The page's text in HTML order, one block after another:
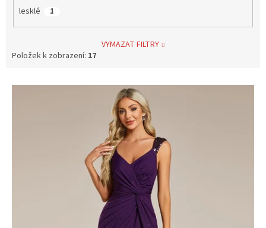
lesklé 1
VYMAZAT FILTRY
Položek k zobrazení: 17
V